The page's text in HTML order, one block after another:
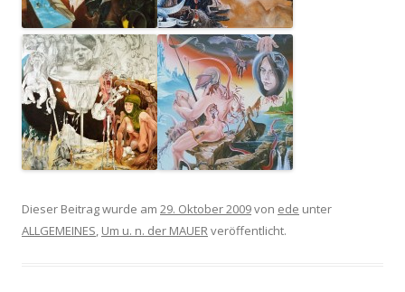
Dieser Beitrag wurde am 29. Oktober 2009von ede unter
ALLGEMEINES, Um u. n. der MAUERveröffentlicht.